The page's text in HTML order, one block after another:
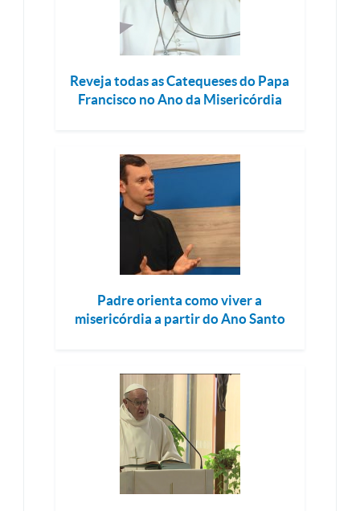
Reveja todas as Catequeses do Papa
Francisco no Ano da Misericórdia
Padre orienta como viver a
misericórdia a partir do Ano Santo